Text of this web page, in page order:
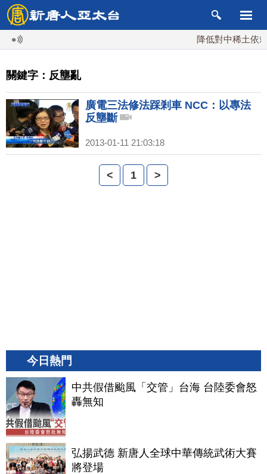
降低對中稀土依賴
關鍵字：反壟亂
廣電三法修法踩剎車 NCC：以專法
反壟斷
2013-01-11 21:03:18
< 1 >
今日熱門
中共假借颱風「交管」台海 台陸委會怒
轟無知
弘揚武德 新唐人全球中華傳統武術大賽
將登場